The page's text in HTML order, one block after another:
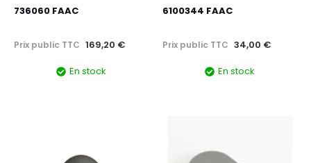
736060 FAAC
Prix public TTC 169,20 €
En stock
6100344 FAAC
Prix public TTC 34,00 €
En stock